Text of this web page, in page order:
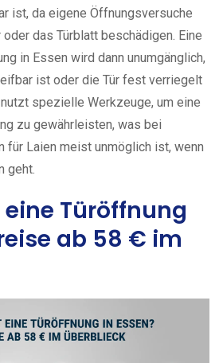
ist, da eigene Öffnungsversuche
das Türblatt beschädigen. Eine
in Essen wird dann unumgänglich,
ist oder die Tür fest verriegelt
spezielle Werkzeuge, um eine
zu gewährleisten, was bei
für Laien meist unmöglich ist, wenn
geht.
Türöffnung
ab 58 € im